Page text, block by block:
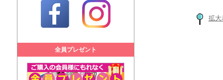
全員プレゼント
拡大